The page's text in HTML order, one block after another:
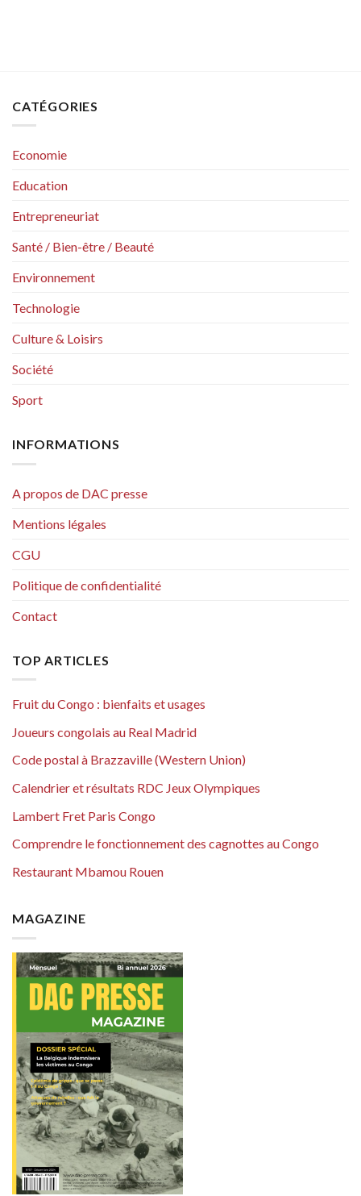
CATÉGORIES
Economie
Education
Entrepreneuriat
Santé / Bien-être / Beauté
Environnement
Technologie
Culture & Loisirs
Société
Sport
INFORMATIONS
A propos de DAC presse
Mentions légales
CGU
Politique de confidentialité
Contact
TOP ARTICLES
Fruit du Congo : bienfaits et usages
Joueurs congolais au Real Madrid
Code postal à Brazzaville (Western Union)
Calendrier et résultats RDC Jeux Olympiques
Lambert Fret Paris Congo
Comprendre le fonctionnement des cagnottes au Congo
Restaurant Mbamou Rouen
MAGAZINE